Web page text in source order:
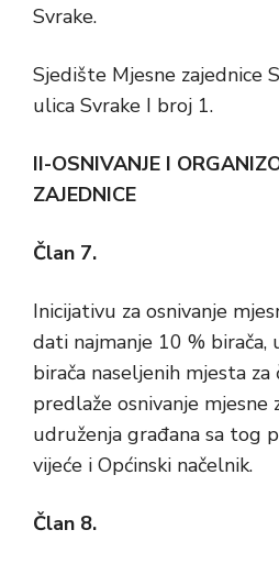
Svrake.
Sjedište Mjesne zajednice
ulica Svrake I broj 1.
II-OSNIVANJE I
ZAJEDNICE
Član 7.
Inicijativu za osnivanje
dati najmanje 10 % birača,
birača naseljenih mjesta
predlaže osnivanje mjesne
udruženja građana sa tog
vijeće i Općinski načelnik.
Član 8.